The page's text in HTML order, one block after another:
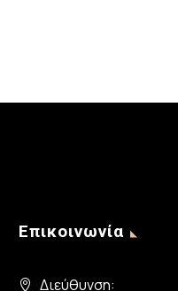
Επικοινωνία
Διεύθυνση: